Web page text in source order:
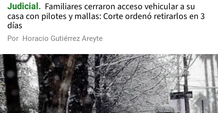
Judicial
Familiares cerraron acceso vehicular a su
casa con pilotes y mallas: Corte ordenó retirarlos en 3
días
Por Horacio Gutiérrez Areyte